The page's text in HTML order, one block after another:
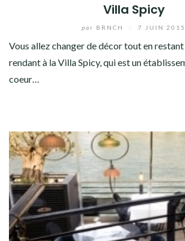
Villa Spicy
par BRNCH 7 JUIN 2015
Vous allez changer de décor tout en restant
rendant à la Villa Spicy, qui est un
coeur…